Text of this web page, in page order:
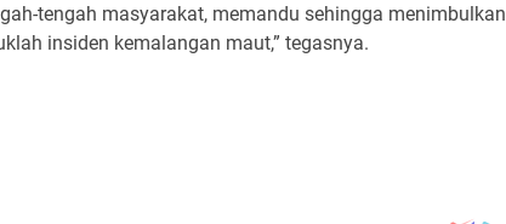
tengah masyarakat, memandu sehingga menimbulkan
insiden kemalangan maut,” tegasnya.